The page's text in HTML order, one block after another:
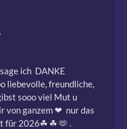
ich  DANKE
liebevolle, freundliche,
sooo viel Mut u
von ganzem ❤ ️ nur das
für 2026☘ ️☘ ️🫶 .